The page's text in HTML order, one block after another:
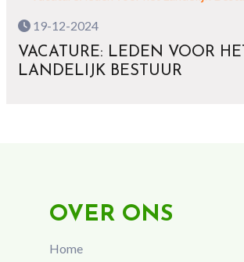
19-12-2024
VACATURE: LEDEN VOOR HET
LANDELIJK BESTUUR
OVER ONS
Home